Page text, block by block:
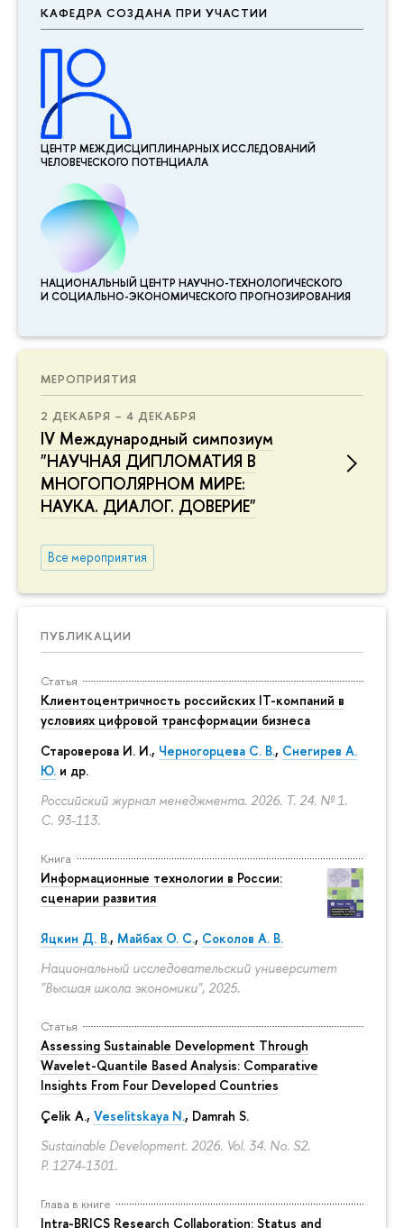
КАФЕДРА СОЗДАНА ПРИ УЧАСТИИ
ЦЕНТР МЕЖДИСЦИПЛИНАР­НЫХ ИССЛЕДОВАНИЙ
ЧЕЛОВЕЧЕСКОГО ПОТЕНЦИАЛА
НАЦИОНАЛЬНЫЙ ЦЕНТР НАУЧНО-ТЕХНОЛОГИЧЕСКОГО
И СОЦИАЛЬНО-ЭКОНОМИЧЕСКОГО ПРОГНОЗИРОВАНИЯ
МЕРОПРИЯТИЯ
2 ДЕКАБРЯ – 4 ДЕКАБРЯ
IV Международный симпозиум
"НАУЧНАЯ ДИПЛОМАТИЯ В
МНОГОПОЛЯРНОМ МИРЕ:
НАУКА. ДИАЛОГ. ДОВЕРИЕ"
Все мероприятия
ПУБЛИКАЦИИ
Статья
Клиентоцентричность российских IT-компаний в
условиях цифровой трансформации бизнеса
Староверова И. И., Черногорцева С. В., Снегирев А.
Ю. и др.
Российский журнал менеджмента. 2026. Т. 24. № 1.
С. 93-113.
Книга
Информационные технологии в России:
сценарии развития
Яцкин Д. В., Майбах О. С., Соколов А. В.
Национальный исследовательский университет
"Высшая школа экономики", 2025.
Статья
Assessing Sustainable Development Through
Wavelet-Quantile Based Analysis: Comparative
Insights From Four Developed Countries
Çelik A., Veselitskaya N., Damrah S.
Sustainable Development. 2026. Vol. 34. No. S2.
P. 1274-1301.
Глава в книге
Intra-BRICS Research Collaboration: Status and